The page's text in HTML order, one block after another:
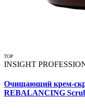
TOP
INSIGHT
Очищающий крем-
REBALANCING